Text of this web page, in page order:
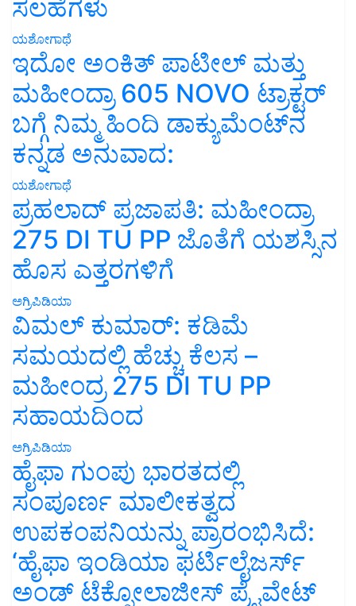
ಸಲಹೆಗಳು
ಯಶೋಗಾಥೆ
ಇದೋ ಅಂಕಿತ್ ಪಾಟೀಲ್ ಮತ್ತು
ಮಹೀಂದ್ರಾ 605 NOVO ಟ್ರಾಕ್ಟರ್
ಬಗ್ಗೆ ನಿಮ್ಮ ಹಿಂದಿ ಡಾಕ್ಯುಮೆಂಟ್‌ನ
ಕನ್ನಡ ಅನುವಾದ:
ಯಶೋಗಾಥೆ
ಪ್ರಹಲಾದ್ ಪ್ರಜಾಪತಿ: ಮಹೀಂದ್ರಾ
275 DI TU PP ಜೊತೆಗೆ ಯಶಸ್ಸಿನ
ಹೊಸ ಎತ್ತರಗಳಿಗೆ
ಅಗ್ರಿಪಿಡಿಯಾ
ವಿಮಲ್ ಕುಮಾರ್: ಕಡಿಮೆ
ಸಮಯದಲ್ಲಿ ಹೆಚ್ಚು ಕೆಲಸ –
ಮಹೀಂದ್ರ 275 DI TU PP
ಸಹಾಯದಿಂದ
ಅಗ್ರಿಪಿಡಿಯಾ
ಹೈಫಾ ಗುಂಪು ಭಾರತದಲ್ಲಿ
ಸಂಪೂರ್ಣ ಮಾಲೀಕತ್ವದ
ಉಪಕಂಪನಿಯನ್ನು ಪ್ರಾರಂಭಿಸಿದೆ:
‘ಹೈಫಾ ಇಂಡಿಯಾ ಫರ್ಟಿಲೈಜರ್ಸ್
ಅಂಡ್ ಟೆಕ್ನೋಲಾಜೀಸ್ ಪ್ರೈವೇಟ್